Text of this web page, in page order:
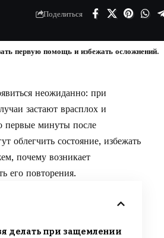
Поделиться
первую помощь и избежать осложнений.
неожиданно: при
застают врасплох и
первые минуты после
облегчить состояние, избежать
почему возникает
его повторения.
делать при защемлении